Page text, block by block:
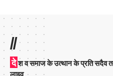
//
दे श व समाज के उत्थान के प्रति सदैव
लाइव